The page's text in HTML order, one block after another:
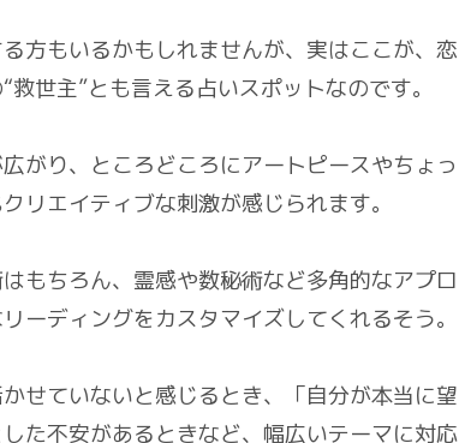
方もいるかもしれませんが、実はここが、恋
世主”とも言える占いスポットなのです。
がり、ところどころにアートピースやちょっ
リエイティブな刺激が感じられます。
もちろん、霊感や数秘術など多角的なアプロ
ーディングをカスタマイズしてくれるそう。
せていないと感じるとき、「自分が本当に望
た不安があるときなど、幅広いテーマに対応